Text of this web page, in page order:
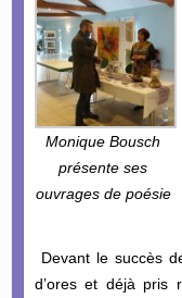
Monique Bousch
présente ses
ouvrages de poésie
Devant le succès
d’ores et déjà pris